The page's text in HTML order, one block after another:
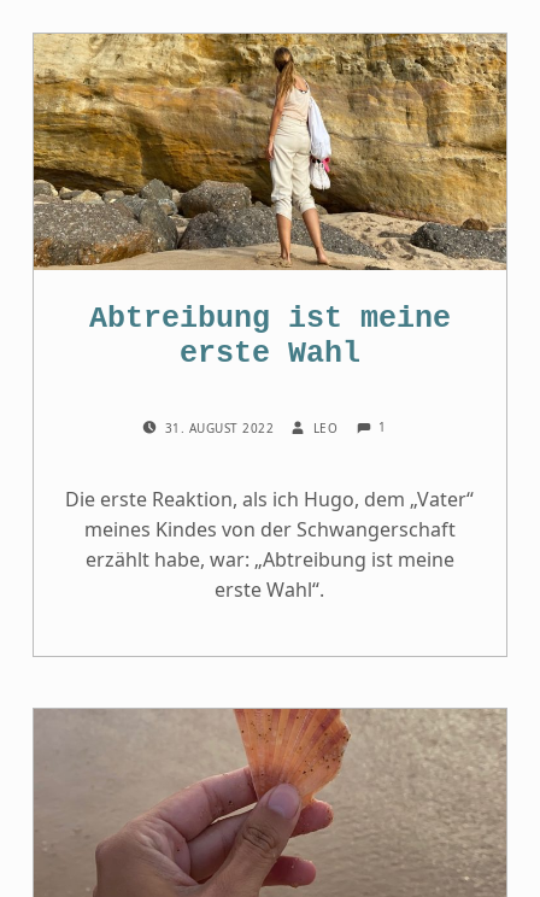
Abtreibung ist meine
erste Wahl
31. AUGUST 2022 LEO 1
Die erste Reaktion, als ich Hugo, dem „Vater“
meines Kindes von der Schwangerschaft
erzählt habe, war: „Abtreibung ist meine
erste Wahl“.